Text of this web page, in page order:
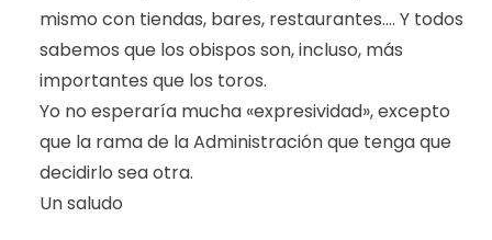
mismo con tiendas, bares, restaurantes…. Y todos
sabemos que los obispos son, incluso, más
importantes que los toros.
Yo no esperaría mucha «expresividad», excepto
que la rama de la Administración que tenga que
decidirlo sea otra.
Un saludo